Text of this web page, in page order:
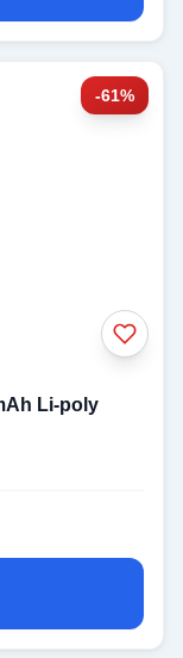
-61%
Li-poly